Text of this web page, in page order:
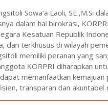
Sowa’a Laoli, SE.,M.Si
dalam hal birokrasi,
Kesatuan Republik
dan terkhusus di wilayah
memiliki peranan yang
KORPRI diharapkan
memanfaatkan
transparan dan